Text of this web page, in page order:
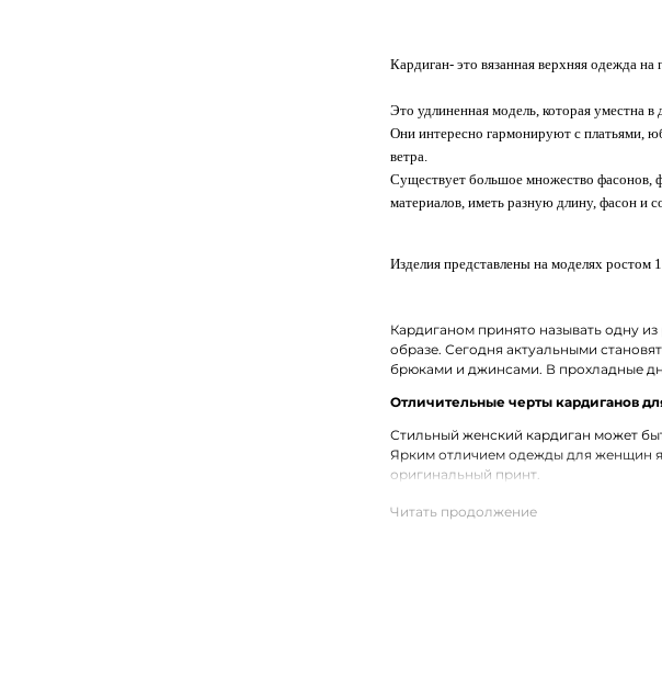
Кардиган- это вязанная верхняя одежда
Это удлиненная модель, которая уместна
Они интересно гармонируют с платьями,
ветра.
Существует большое множество фасонов,
материалов, иметь разную длину, фасон и
Изделия представлены на моделях ростом
Кардиганом принято называть одну
образе. Сегодня актуальными
брюками и джинсами. В прохладные
Отличительные черты кардиганов
Стильный женский кардиган может
Ярким отличием одежды для женщин
оригинальный принт.
Трикотажные кардиганы выполнены